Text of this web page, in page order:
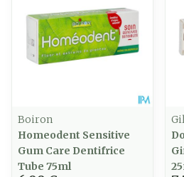
Boiron
Homeodent Sensitive
Gum Care Dentifrice
Tube 75ml